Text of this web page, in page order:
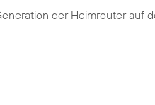
der Heimrouter auf